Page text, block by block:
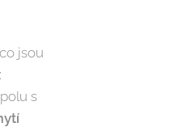
jsou
s